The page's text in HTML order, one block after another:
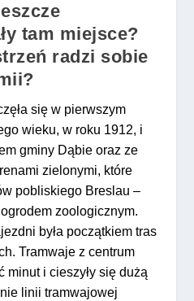
tam miejsce?
radzi sobie
się w pierwszym
wieku, w roku 1912, i
gminy Dąbie oraz ze
zielonymi, które
pobliskiego Breslau –
zoologicznym.
była początkiem tras
Tramwaje z centrum
minut i cieszyły się dużą
linii tramwajowej